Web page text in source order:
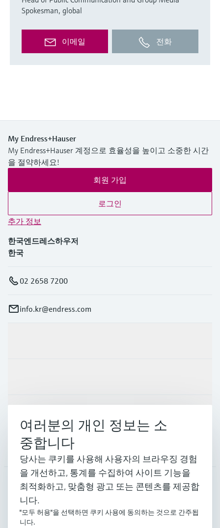
Spokesman, global
이메일 전화
My Endress+Hauser
My Endress+Hauser 계정으로 효율성을 높이고 소중한 시간
을 절약하세요!
회원 가입
로그인
추가 정보
한국엔드레스하우저
한국
02 2658 7200
info.kr@endress.com
회사 소개
KOR
여러분의 개인 정보는 소
중합니다
당사는 쿠키를 사용해 사용자의 브라우징 경험
을 개선하고, 통계를 수집하여 사이트 기능을
최적화하고, 맞춤형 광고 또는 콘텐츠를 제공합
니다.
"모두 허용"을 선택하면 쿠키 사용에 동의하는 것으로 간주됩
니다.